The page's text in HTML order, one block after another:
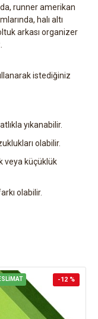
runner amerikan
halı altı
arkası organizer
istediğiniz
yıkanabilir.
olabilir.
veya küçüklük
olabilir.
-12 %